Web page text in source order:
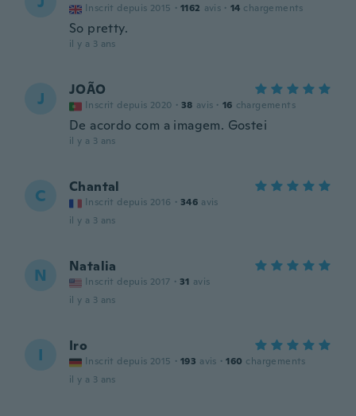
Inscrit depuis 2015 · 1162 avis · 14 chargements
So pretty.
il y a 3 ans
J JOÃO
Inscrit depuis 2020 · 38 avis · 16 chargements
De acordo com a imagem. Gostei
il y a 3 ans
C Chantal
Inscrit depuis 2016 · 346 avis
il y a 3 ans
N Natalia
Inscrit depuis 2017 · 31 avis
il y a 3 ans
I Iro
Inscrit depuis 2015 · 193 avis · 160 chargements
il y a 3 ans